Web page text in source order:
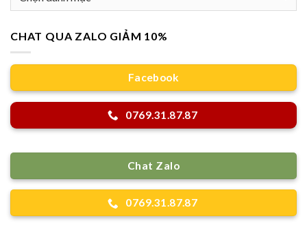
CHAT QUA ZALO GIẢM 10%
Facebook
0769.31.87.87
Chat Zalo
0769.31.87.87